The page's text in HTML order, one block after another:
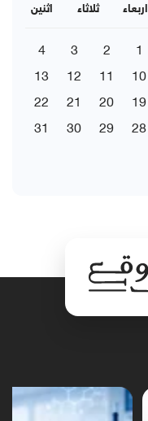
اثنين ثلاثاء اربعاء
1
2
3
4
10
11
12
13
19
20
21
22
28
29
30
31